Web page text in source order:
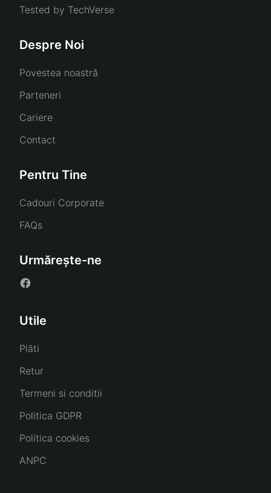
Tested by TechVerse
Despre Noi
Povestea noastră
Parteneri
Cariere
Contact
Pentru Tine
Cadouri Corporate
FAQs
Urmărește-ne
Utile
Plăti
Retur
Termeni si conditii
Politica GDPR
Politica cookies
ANPC